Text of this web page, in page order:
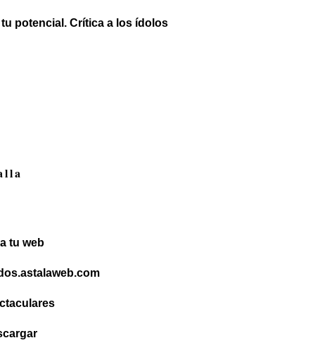
potencial. Crítica a los ídolos
tu web